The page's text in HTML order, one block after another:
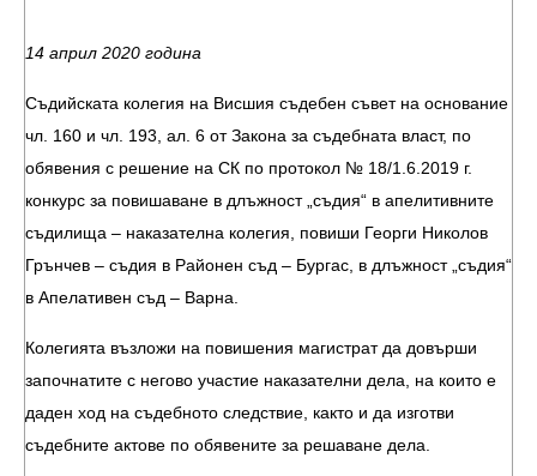
14 април 2020 година
Съдийската колегия на Висшия съдебен съвет на основание
чл. 160 и чл. 193, ал. 6 от Закона за съдебната власт, по
обявения с решение на СК по протокол № 18/1.6.2019 г.
конкурс за повишаване в длъжност „съдия“ в апелитивните
съдилища – наказателна колегия, повиши Георги Николов
Грънчев – съдия в Районен съд – Бургас, в длъжност „съдия“
в Апелативен съд – Варна.
Колегията възложи на повишения магистрат да довърши
започнатите с негово участие наказателни дела, на които е
даден ход на съдебното следствие, както и да изготви
съдебните актове по обявените за решаване дела.